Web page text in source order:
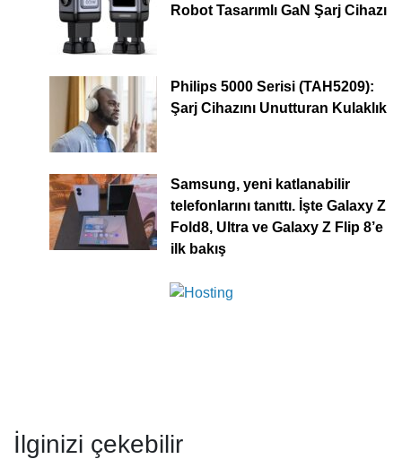
Robot Tasarımlı GaN Şarj Cihazı
Philips 5000 Serisi (TAH5209):
Şarj Cihazını Unutturan Kulaklık
Samsung, yeni katlanabilir
telefonlarını tanıttı. İşte Galaxy Z
Fold8, Ultra ve Galaxy Z Flip 8’e
ilk bakış
İlginizi çekebilir